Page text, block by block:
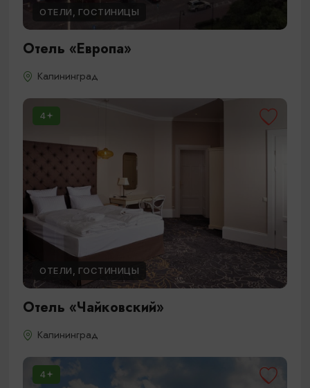
ОТЕЛИ, ГОСТИНИЦЫ
Отель «Европа»
Калининград
4
ОТЕЛИ, ГОСТИНИЦЫ
Отель «Чайковский»
Калининград
4